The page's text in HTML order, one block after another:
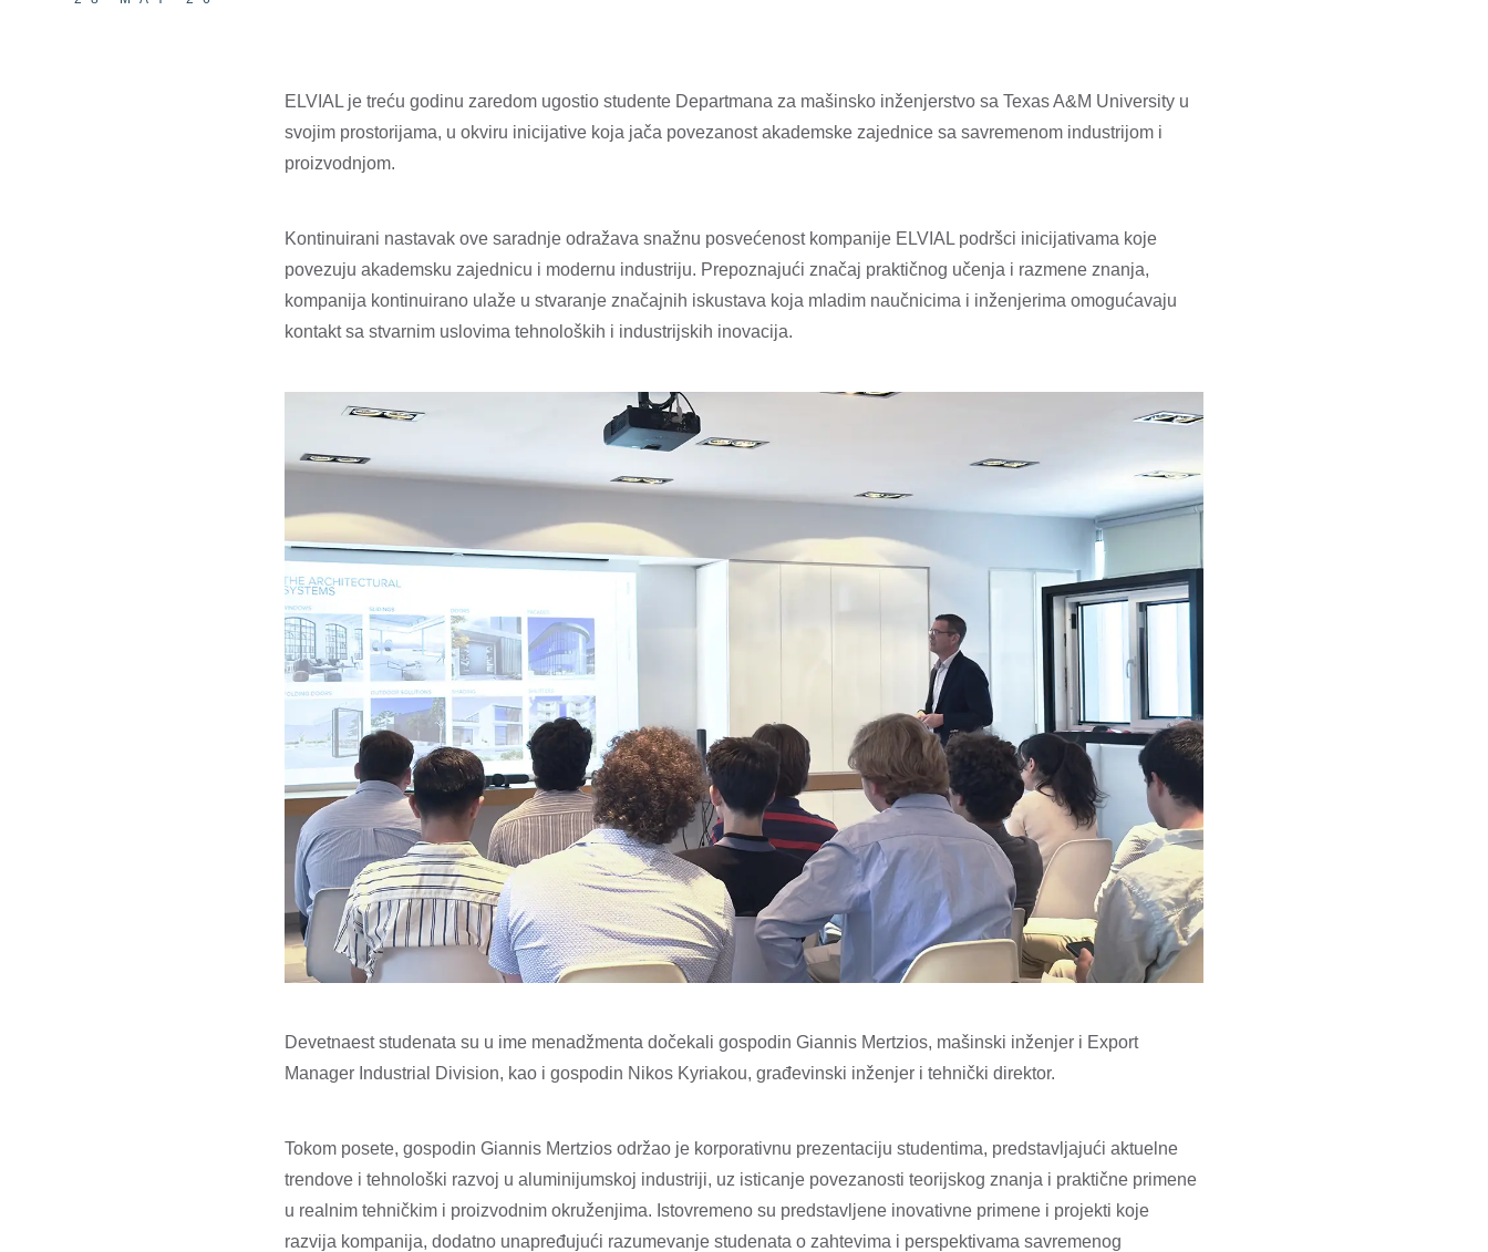
ELVIAL je treću godinu zaredom ugostio studente Departmana za mašinsko inženjerstvo sa Texas A&M University u
svojim prostorijama, u okviru inicijative koja jača povezanost akademske zajednice sa savremenom industrijom i
proizvodnjom.
Kontinuirani nastavak ove saradnje odražava snažnu posvećenost kompanije ELVIAL podršci inicijativama koje
povezuju akademsku zajednicu i modernu industriju. Prepoznajući značaj praktičnog učenja i razmene znanja,
kompanija kontinuirano ulaže u stvaranje značajnih iskustava koja mladim naučnicima i inženjerima omogućavaju
kontakt sa stvarnim uslovima tehnoloških i industrijskih inovacija.
Devetnaest studenata su u ime menadžmenta dočekali gospodin Giannis Mertzios, mašinski inženjer i Export
Manager Industrial Division, kao i gospodin Nikos Kyriakou, građevinski inženjer i tehnički direktor.
Tokom posete, gospodin Giannis Mertzios održao je korporativnu prezentaciju studentima, predstavljajući aktuelne
trendove i tehnološki razvoj u aluminijumskoj industriji, uz isticanje povezanosti teorijskog znanja i praktične primene
u realnim tehničkim i proizvodnim okruženjima. Istovremeno su predstavljene inovativne primene i projekti koje
razvija kompanija, dodatno unapređujući razumevanje studenata o zahtevima i perspektivama savremenog